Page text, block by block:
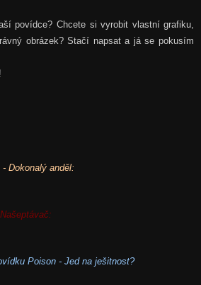
povídce? Chcete si vyrobit vlastní grafiku,
obrázek? Stačí napsat a já se pokusím
Dokonalý anděl:
Poison - Jed na ješitnost?